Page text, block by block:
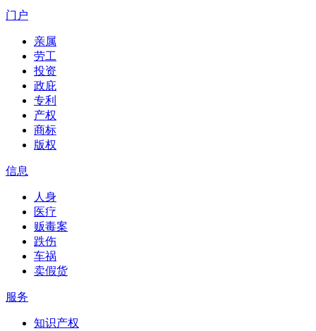
门户
亲属
劳工
投资
政庇
专利
产权
商标
版权
信息
人身
医疗
贩毒案
跌伤
车祸
卖假货
服务
知识产权